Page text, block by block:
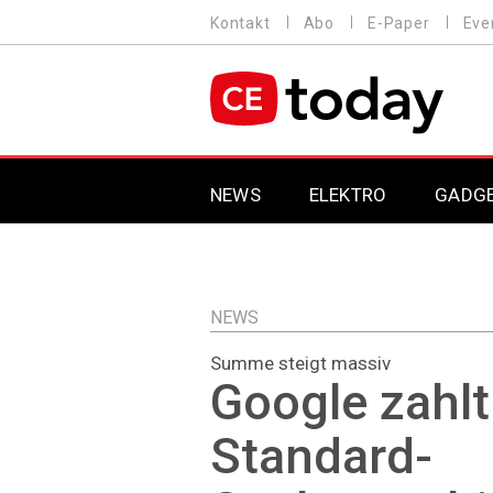
zum
MENU
Kontakt Abo E-Paper
MAIN NAVIGATION
NEWS ELEKTRO
NEWS
Summe steigt massiv
Google
Standard-